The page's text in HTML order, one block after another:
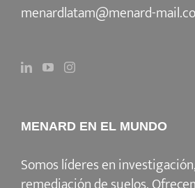
menardlatam@menard-
MENARD EN EL MUNDO
Somos líderes en